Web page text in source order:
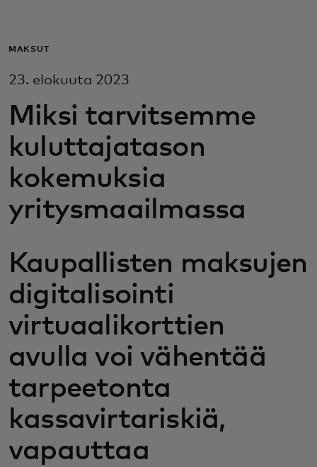
Maailmalle
Innovaattoreille
Uutiset ja trendit
MAKSUT
23. elokuuta 2023
Miksi tarvitsemme
kuluttajatason
kokemuksia
yritysmaailmassa
Kaupallisten maksujen
digitalisointi
virtuaalikorttien
avulla voi vähentää
tarpeetonta
kassavirtariskiä,
vapauttaa